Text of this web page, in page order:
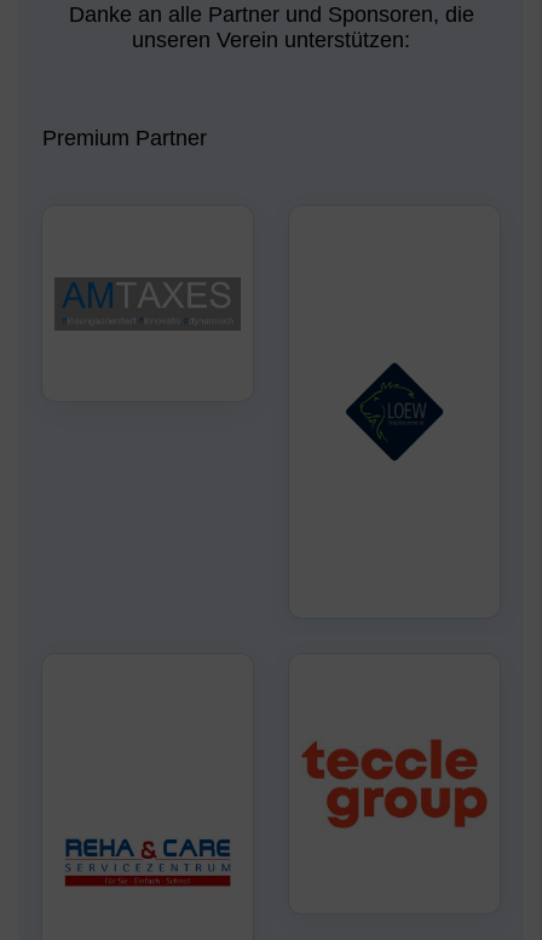
Danke an alle Partner und Sponsoren, die
unseren Verein unterstützen:
Premium Partner